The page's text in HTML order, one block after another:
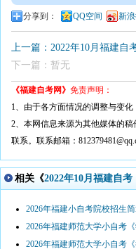
分享到： QQ空间 新
上一篇：2022年10月福建自
下一篇：暂无
《福建自考网》 免责声明：
1、由于各方面情况的调整与变
2、本网信息来源为其他媒体的
联系。联系邮箱：
相关《2022年10月福建自
2026年福建小自考院校招生简
2026年福建师范大学小自考
2026年福建师范大学小自考